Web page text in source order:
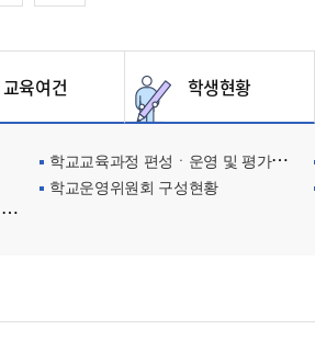
교육여건 학생현황
학교교육과정 편성ㆍ운영 및 평가에 관한 사항
학교운영위원회 구성현황